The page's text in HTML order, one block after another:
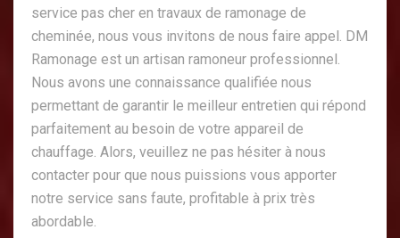
service pas cher en travaux de ramonage de
cheminée, nous vous invitons de nous faire appel. DM
Ramonage est un artisan ramoneur professionnel.
Nous avons une connaissance qualifiée nous
permettant de garantir le meilleur entretien qui répond
parfaitement au besoin de votre appareil de
chauffage. Alors, veuillez ne pas hésiter à nous
contacter pour que nous puissions vous apporter
notre service sans faute, profitable à prix très
abordable.